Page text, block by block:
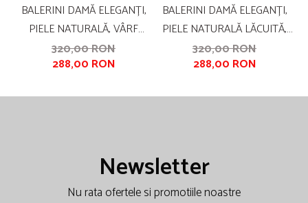
BALERINI DAMĂ ELEGANȚI,
PIELE NATURALĂ, VÂRF
ASCUȚIT, TOC MIC,
ALBASTRU
320,00 RON
288,00 RON
BALERINI DAMĂ ELEGANȚI,
PIELE NATURALĂ LĂCUITĂ,
ORNAMENTE, VÂRF ASCUȚIT,
TOC MIC, NEGRU, IMPRIMEU
320,00 RON
288,00 RON
Newsletter
Nu rata ofertele si promotiile noastre